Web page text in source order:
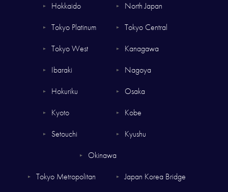
▼ Hokkaido ▼ North Japan
▼ Tokyo Platinum ▼ Tokyo Central
▼ Tokyo West ▼ Kanagawa
▼ Ibaraki ▼ Nagoya
▼ Hokuriku ▼ Osaka
▼ Kyoto ▼ Kobe
▼ Setouchi ▼ Kyushu
▼ Okinawa
▼ Tokyo Metropolitan ▼ Japan Korea Bridge